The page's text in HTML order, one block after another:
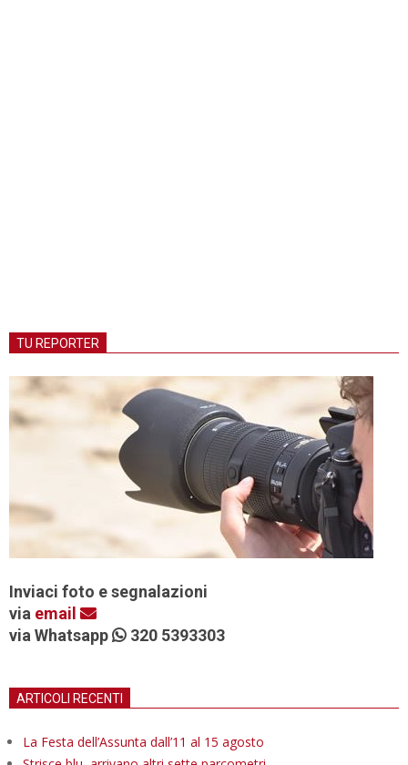
TU REPORTER
Inviaci foto e segnalazioni
via email
via Whatsapp
320 5393303
ARTICOLI RECENTI
La Festa dell’Assunta dall’11 al 15 agosto